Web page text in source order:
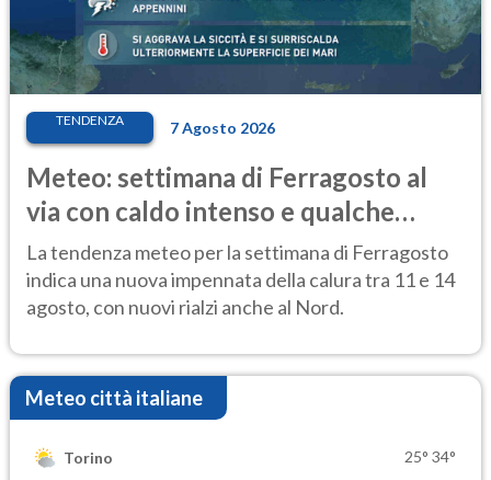
TENDENZA 7 Agosto 2026
Meteo: settimana di Ferragosto al
via con caldo intenso e qualche
temporale
La tendenza meteo per la settimana di Ferragosto
indica una nuova impennata della calura tra 11 e 14
agosto, con nuovi rialzi anche al Nord.
Meteo città italiane
Torino 25° 34°